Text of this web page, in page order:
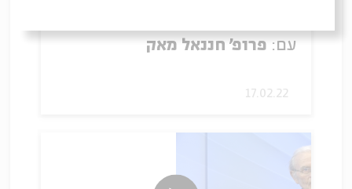
עם: פרופ' חננאל מאק
17.02.22